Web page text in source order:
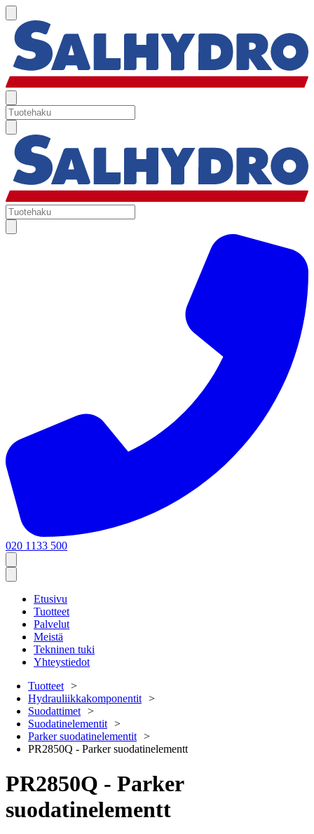
020 1133 500
Etusivu
Tuotteet
Palvelut
Meistä
Tekninen tuki
Yhteystiedot
Tuotteet
Hydrauliikkakomponentit
Suodattimet
Suodatinelementit
Parker suodatinelementit
PR2850Q - Parker suodatinelementt
PR2850Q - Parker
suodatinelementt